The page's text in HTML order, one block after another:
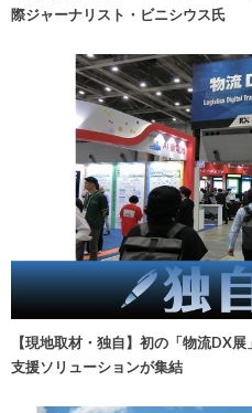
際ジャーナリスト・ビニシウス氏
【現地取材・独自】初の「物流DX
支援ソリューションが集結